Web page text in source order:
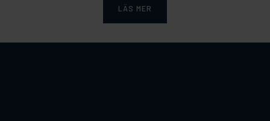
LÄS MER